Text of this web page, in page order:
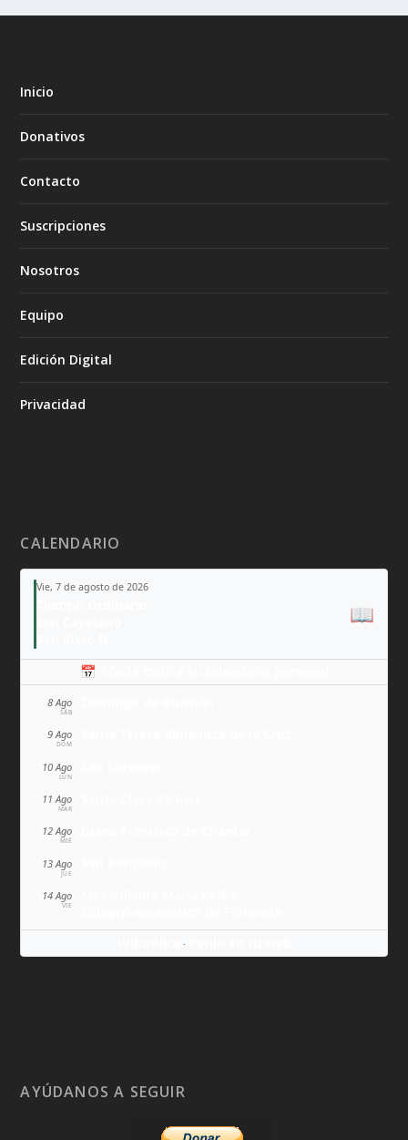
Inicio
Donativos
Contacto
Suscripciones
Nosotros
Equipo
Edición Digital
Privacidad
CALENDARIO
Vie, 7 de agosto de 2026
📖
📅 Añade todo a tu calendario personal
8 Ago
SÁB
9 Ago
DOM
10 Ago
LUN
11 Ago
MAR
12 Ago
MIÉ
13 Ago
JUE
14 Ago
VIE
·
AYÚDANOS A SEGUIR